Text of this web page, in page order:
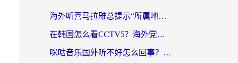
海外听喜马拉雅总提示“所属地区暂时无版权”？这个限制解除方法亲测有效！
在韩国怎么看CCTV5？海外党体育赛事+中文解说观看终极指南
咪咕音乐国外听不好怎么回事？海外党听歌自由的终极解决方案来了